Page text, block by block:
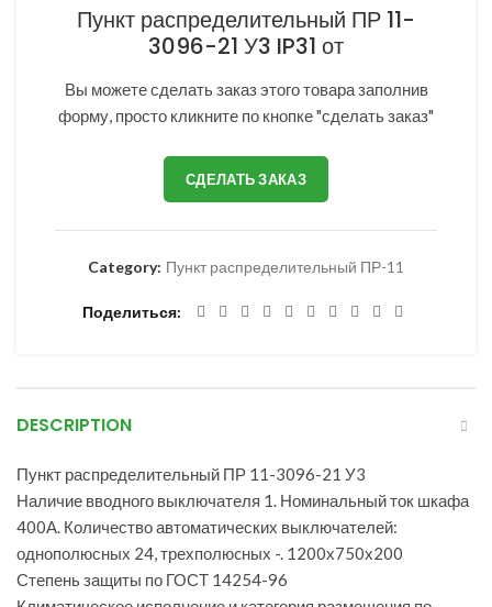
Пункт распределительный ПР 11-
3096-21 У3 IP31 от
Вы можете сделать заказ этого товара заполнив
форму, просто кликните по кнопке "сделать заказ"
СДЕЛАТЬ ЗАКАЗ
Category: Пункт распределительный ПР-11
Поделиться
DESCRIPTION
Пункт распределительный ПР 11-3096-21 У3
Наличие вводного выключателя 1. Номинальный ток шкафа
400А. Количество автоматических выключателей:
однополюсных 24, трехполюcных -. 1200х750х200
Степень защиты по ГОСТ 14254-96